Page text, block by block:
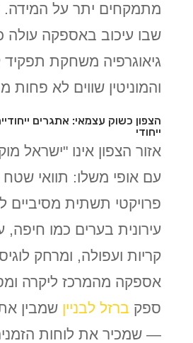
מתמקחים יתר על המידה.
שבו עיכוב באספקה עולה
גיאוגרפיה משחקת תפקיד
והמוניטין שווים לא פחות
הצפון כשוק עצמאי: אתגרים
ייחודי
אזור הצפון אינו "ישראל
עם אופי משלו: תוואי
פרויקטי תשתית מסיביים
עירונית בערים כמו חיפה,
קריות ועפולה, ומרחק
אספקה מהמרכז ליקרה
ספק ברזל לבניין שמבין
— שמכיר את לוחות